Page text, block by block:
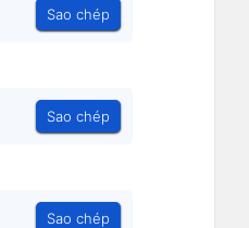
Sao chép
Sao chép
Sao chép